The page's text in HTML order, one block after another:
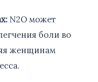
N2O может
боли во
женщинам